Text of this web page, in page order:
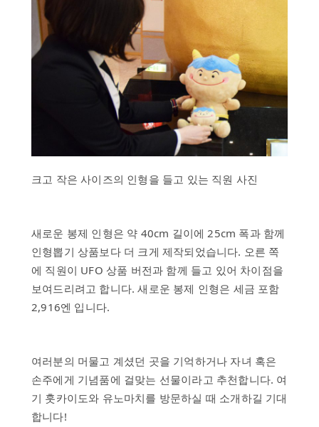
크고 작은 사이즈의 인형을 들고 있는 직원 사진
새로운 봉제 인형은 약 40cm 길이에 25cm 폭과 함께
인형뽑기 상품보다 더 크게 제작되었습니다. 오른 쪽
에 직원이 UFO 상품 버전과 함께 들고 있어 차이점을
보여드리려고 합니다. 새로운 봉제 인형은 세금 포함
2,916엔 입니다.
여러분의 머물고 계셨던 곳을 기억하거나 자녀 혹은
손주에게 기념품에 걸맞는 선물이라고 추천합니다. 여
기 훗카이도와 유노마치를 방문하실 때 소개하길 기대
합니다!